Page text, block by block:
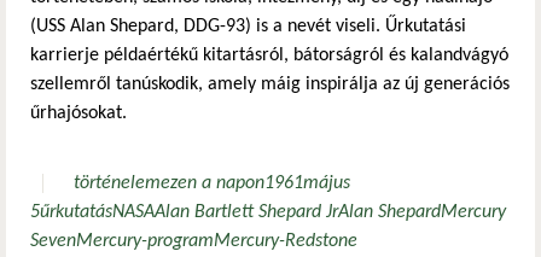
(USS Alan Shepard, DDG-93) is a nevét viseli. Űrkutatási
karrierje példaértékű kitartásról, bátorságról és kalandvágyó
szellemről tanúskodik, amely máig inspirálja az új generációs
űrhajósokat.
történelemezen a napon1961május
5űrkutatásNASAAlan Bartlett Shepard JrAlan ShepardMercury
SevenMercury-programMercury-Redstone